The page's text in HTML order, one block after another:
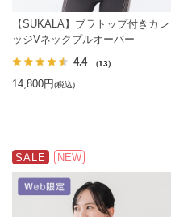
【SUKALA】ブラトップ付きカレ
ッジVネックプルオーバー
4.4 （13）
14,800円(税込)
SALE NEW